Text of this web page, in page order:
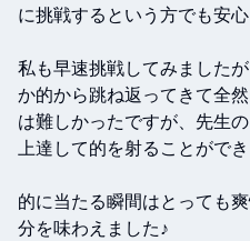
に挑戦するという方でも安
私も早速挑戦してみました
か的から跳ね返ってきて全
は難しかったですが、先生
上達して的を射ることがで
的に当たる瞬間はとっても
分を味わえました♪